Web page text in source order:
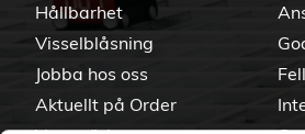
Hållbarhet
Visselblåsning
Jobba hos oss
Aktuellt på Order